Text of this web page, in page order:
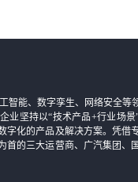
智能、数字孪生、网络安全等
业坚持以“技术产品+行业场
字化的产品及解决方案。凭借
首的三大运营商、广汽集团、